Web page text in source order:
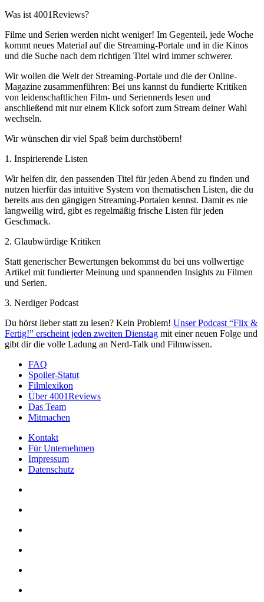
Was ist 4001Reviews?
Filme und Serien werden nicht weniger! Im Gegenteil, jede Woche
kommt neues Material auf die Streaming-Portale und in die Kinos
und die Suche nach dem richtigen Titel wird immer schwerer.
Wir wollen die Welt der Streaming-Portale und die der Online-
Magazine zusammenführen: Bei uns kannst du fundierte Kritiken
von leidenschaftlichen Film- und Seriennerds lesen und
anschließend mit nur einem Klick sofort zum Stream deiner Wahl
wechseln.
Wir wünschen dir viel Spaß beim durchstöbern!
1. Inspirierende Listen
Wir helfen dir, den passenden Titel für jeden Abend zu finden und
nutzen hierfür das intuitive System von thematischen Listen, die du
bereits aus den gängigen Streaming-Portalen kennst. Damit es nie
langweilig wird, gibt es regelmäßig frische Listen für jeden
Geschmack.
2. Glaubwürdige Kritiken
Statt generischer Bewertungen bekommst du bei uns vollwertige
Artikel mit fundierter Meinung und spannenden Insights zu Filmen
und Serien.
3. Nerdiger Podcast
Du hörst lieber statt zu lesen? Kein Problem! Unser Podcast “Flix &
Fertig!” erscheint jeden zweiten Dienstag mit einer neuen Folge und
gibt dir die volle Ladung an Nerd-Talk und Filmwissen.
FAQ
Spoiler-Statut
Filmlexikon
Über 4001Reviews
Das Team
Mitmachen
Kontakt
Für Unternehmen
Impressum
Datenschutz